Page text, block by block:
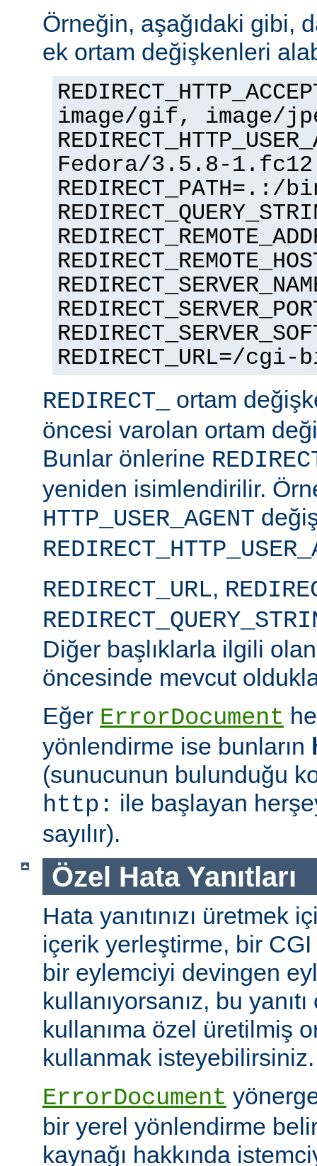
Örneğin, aşağıdaki gibi,
ek ortam değişkenleri
image/gif, image/
Fedora/3.5.8-
REDIRECT_URL=/
REDIRECT_
ortam
öncesi varolan ortam
Bunlar önlerine
yeniden isimlendirilir.
HTTP_USER_AGENT
REDIRECT_URL,
Diğer başlıklarla ilgili
öncesinde mevcut
Eğer ErrorDocument
yönlendirme ise bunların
(sunucunun bulunduğu
http: ile başlayan
sayılır).
Özel Hata Yanıtları
Hata yanıtınızı üretmek
içerik yerleştirme, bir
bir eylemciyi devingen
kullanıyorsanız, bu
kullanıma özel üretilmiş
kullanmak isteyebilirsiniz.
ErrorDocument
bir yerel yönlendirme
kaynağı hakkında